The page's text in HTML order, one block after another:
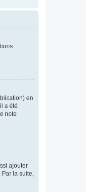
en
a été
note
ajouter
Par la suite,